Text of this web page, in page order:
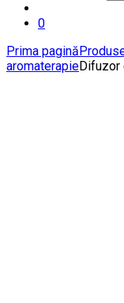
0
Prima pagină
aromaterapieDifuzor